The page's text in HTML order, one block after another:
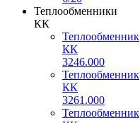
Теплообменники
КК
Теплообменник
КК
3246.000
Теплообменник
КК
3261.000
Теплообменник